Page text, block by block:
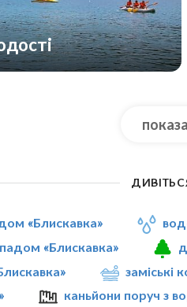
«Блискавка»
«Блискавка»
заміські
каньйони поруч з